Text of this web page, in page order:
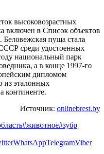
высоковозрастных
включен в Список объектов
пуща стала
среди удостоенных
национальный парк
а в конце 1997-го
дипломом
из эталонных
континенте.
Источник: onlinebrest.by
#животное#зубр
WhatsAppTelegramViber